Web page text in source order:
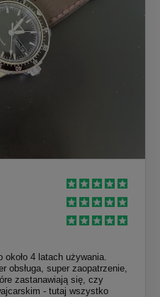
4 latach używania.
obsługa, super zaopatrzenie,
zastanawiają się, czy
- tutaj wszystko